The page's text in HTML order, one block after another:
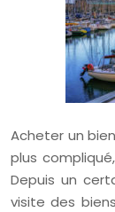
Acheter un
plus
Depuis un
visite des